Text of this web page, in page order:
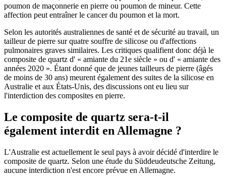
poumon de maçonnerie en pierre ou poumon de mineur. Cette
affection peut entraîner le cancer du poumon et la mort.
Selon les autorités australiennes de santé et de sécurité au travail, un
tailleur de pierre sur quatre souffre de silicose ou d'affections
pulmonaires graves similaires. Les critiques qualifient donc déjà le
composite de quartz d' « amiante du 21e siècle » ou d' « amiante des
années 2020 ». Étant donné que de jeunes tailleurs de pierre (âgés
de moins de 30 ans) meurent également des suites de la silicose en
Australie et aux États-Unis, des discussions ont eu lieu sur
l'interdiction des composites en pierre.
Le composite de quartz sera-t-il
également interdit en Allemagne ?
L'Australie est actuellement le seul pays à avoir décidé d'interdire le
composite de quartz. Selon une étude du Süddeudeutsche Zeitung,
aucune interdiction n'est encore prévue en Allemagne.